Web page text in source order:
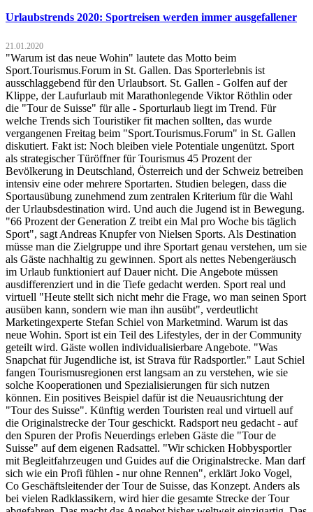
Urlaubstrends 2020: Sportreisen werden immer ausgefallener
21.01.2020
"Warum ist das neue Wohin" lautete das Motto beim
Sport.Tourismus.Forum in St. Gallen. Das Sporterlebnis ist
ausschlaggebend für den Urlaubsort. St. Gallen - Golfen auf der
Klippe, der Laufurlaub mit Marathonlegende Viktor Röthlin oder
die "Tour de Suisse" für alle - Sporturlaub liegt im Trend. Für
welche Trends sich Touristiker fit machen sollten, das wurde
vergangenen Freitag beim "Sport.Tourismus.Forum" in St. Gallen
diskutiert. Fakt ist: Noch bleiben viele Potentiale ungenützt. Sport
als strategischer Türöffner für Tourismus 45 Prozent der
Bevölkerung in Deutschland, Österreich und der Schweiz betreiben
intensiv eine oder mehrere Sportarten. Studien belegen, dass die
Sportausübung zunehmend zum zentralen Kriterium für die Wahl
der Urlaubsdestination wird. Und auch die Jugend ist in Bewegung.
"66 Prozent der Generation Z treibt ein Mal pro Woche bis täglich
Sport", sagt Andreas Knupfer von Nielsen Sports. Als Destination
müsse man die Zielgruppe und ihre Sportart genau verstehen, um sie
als Gäste nachhaltig zu gewinnen. Sport als nettes Nebengeräusch
im Urlaub funktioniert auf Dauer nicht. Die Angebote müssen
ausdifferenziert und in die Tiefe gedacht werden. Sport real und
virtuell "Heute stellt sich nicht mehr die Frage, wo man seinen Sport
ausüben kann, sondern wie man ihn ausübt", verdeutlicht
Marketingexperte Stefan Schiel von Marketmind. Warum ist das
neue Wohin. Sport ist ein Teil des Lifestyles, der in der Community
geteilt wird. Gäste wollen individualisierbare Angebote. "Was
Snapchat für Jugendliche ist, ist Strava für Radsportler." Laut Schiel
fangen Tourismusregionen erst langsam an zu verstehen, wie sie
solche Kooperationen und Spezialisierungen für sich nutzen
können. Ein positives Beispiel dafür ist die Neuausrichtung der
"Tour des Suisse". Künftig werden Touristen real und virtuell auf
die Originalstrecke der Tour geschickt. Radsport neu gedacht - auf
den Spuren der Profis Neuerdings erleben Gäste die "Tour de
Suisse" auf dem eigenen Radsattel. "Wir schicken Hobbysportler
mit Begleitfahrzeugen und Guides auf die Originalstrecke. Man darf
sich wie ein Profi fühlen - nur ohne Rennen", erklärt Joko Vogel,
Co Geschäftsleitender der Tour de Suisse, das Konzept. Anders als
bei vielen Radklassikern, wird hier die gesamte Strecke der Tour